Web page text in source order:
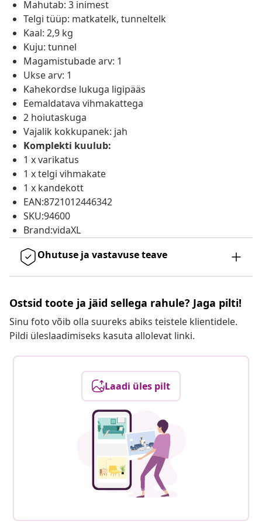
Mahutab: 3 inimest
Telgi tüüp: matkatelk, tunneltelk
Kaal: 2,9 kg
Kuju: tunnel
Magamistubade arv: 1
Ukse arv: 1
Kahekordse lukuga ligipääs
Eemaldatava vihmakattega
2 hoiutaskuga
Vajalik kokkupanek: jah
Komplekti kuulub:
1 x varikatus
1 x telgi vihmakate
1 x kandekott
EAN:8721012446342
SKU:94600
Brand:vidaXL
Ohutuse ja vastavuse teave
Ostsid toote ja jäid sellega rahule? Jaga pilti!
Sinu foto võib olla suureks abiks teistele klientidele.
Pildi üleslaadimiseks kasuta allolevat linki.
Laadi üles pilt